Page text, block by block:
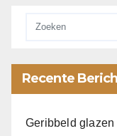
Recente
Geribbeld